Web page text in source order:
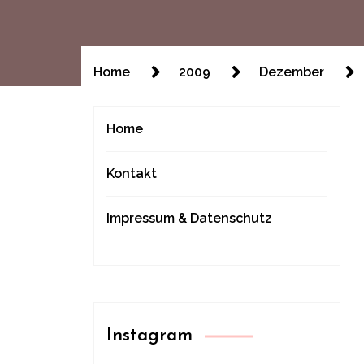
Home 2009 Dezember
Home
Kontakt
Impressum & Datenschutz
Instagram